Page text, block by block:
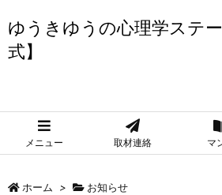
ゆうきゆうの心理学ステ
式】
メニュー 取材連絡 マ
ホーム > お知らせ